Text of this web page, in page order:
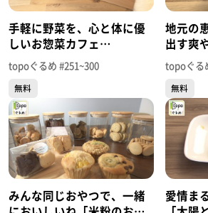
手軽に野菜を、心と体に優
しいお惣菜カフェ
「107kitchen紗乃音」（東
松島市野蒜ケ丘）＃
292【topoぐるめ】
topoぐるめ #251~300
無料
地元の
出す爽
H Labo
丘）＃
topoぐる
無料
みんな同じおやつで、一緒
愛情ま